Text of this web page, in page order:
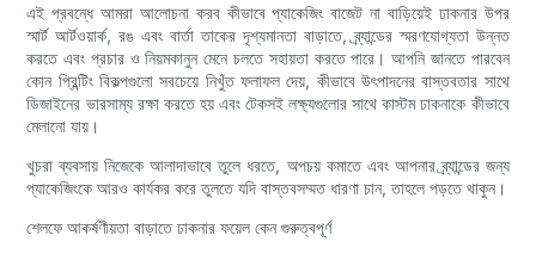
এই প্রবন্ধে আমরা আলোচনা করব কীভাবে প্যাকেজিং বাজেট না বাড়িয়েই ঢাকনার উপর
স্মার্ট আর্টওয়ার্ক, রঙ এবং বার্তা তাকের দৃশ্যমানতা বাড়াতে, ব্র্যান্ডের স্মরণযোগ্যতা উন্নত
করতে এবং প্রচার ও নিয়মকানুন মেনে চলতে সহায়তা করতে পারে। আপনি জানতে পারবেন
কোন প্রিন্টিং বিকল্পগুলো সবচেয়ে নিখুঁত ফলাফল দেয়, কীভাবে উৎপাদনের বাস্তবতার সাথে
ডিজাইনের ভারসাম্য রক্ষা করতে হয় এবং টেকসই লক্ষ্যগুলোর সাথে কাস্টম ঢাকনাকে কীভাবে
মেলানো যায়।
খুচরা ব্যবসায় নিজেকে আলাদাভাবে তুলে ধরতে, অপচয় কমাতে এবং আপনার ব্র্যান্ডের জন্য
প্যাকেজিংকে আরও কার্যকর করে তুলতে যদি বাস্তবসম্মত ধারণা চান, তাহলে পড়তে থাকুন।
শেলফে আকর্ষণীয়তা বাড়াতে ঢাকনার ফয়েল কেন গুরুত্বপূর্ণ